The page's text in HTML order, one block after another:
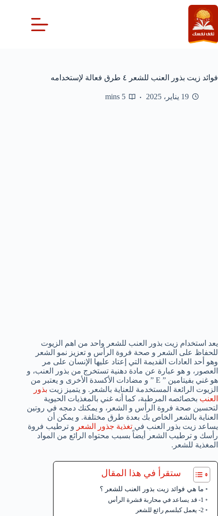
التجاوز
إلى
المحتوى
فوائد زيت بذور العنب للشعر ٤ طرق فعالة لإستخدامه
19 يناير، 2025 5 mins
يعد استخدام زيت بذور العنب للشعر واحد من اهم الزيوت
للحفاظ على الشعر و صحة فروة الرأس و تعزيز نمو الشعر
وهو أحد العادات القديمة التي إعتاد عليها الإنسان على مر
العصور، و هو عبارة عن مادة دهنية تستخرج من بذور العنب، و
هو غني بفيتامين ” E ” و مضادات الأكسدة الأخرى و يعتبر من
الزيوت الرائعة المستخدمة للعناية بالشعر. و يتميز زيت بذور
العنب بخصائصه المرطبة، كما أنه غني بالمغذيات الحيوية
لتحسين صحة فروة الرأس و الشعر، و يمكنك دمجه في روتين
العناية بالشعر الخاص بك بعدة طرق مختلفة. و يمكن أن
يساعد زيت بذور العنب في تغذية جذور الشعر و ترطيب فروة
رأسك و ترطيب الشعر أيضاً بسبب محتواه الرائع من المواد
المغذية للشعر.
ستقرأ في هذا المقال
ما هي فوائد زيت بذور العنب للشعر ؟
1- قد يساعد في محاربة قشرة الرأس
2- يعمل كبلسم رائع للشعر